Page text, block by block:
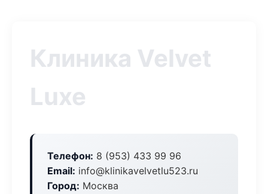
Клиника Velvet
Luxe
Телефон: 8 (953) 433 99 96
Email: info@klinikavelvetlu523.ru
Город: Москва